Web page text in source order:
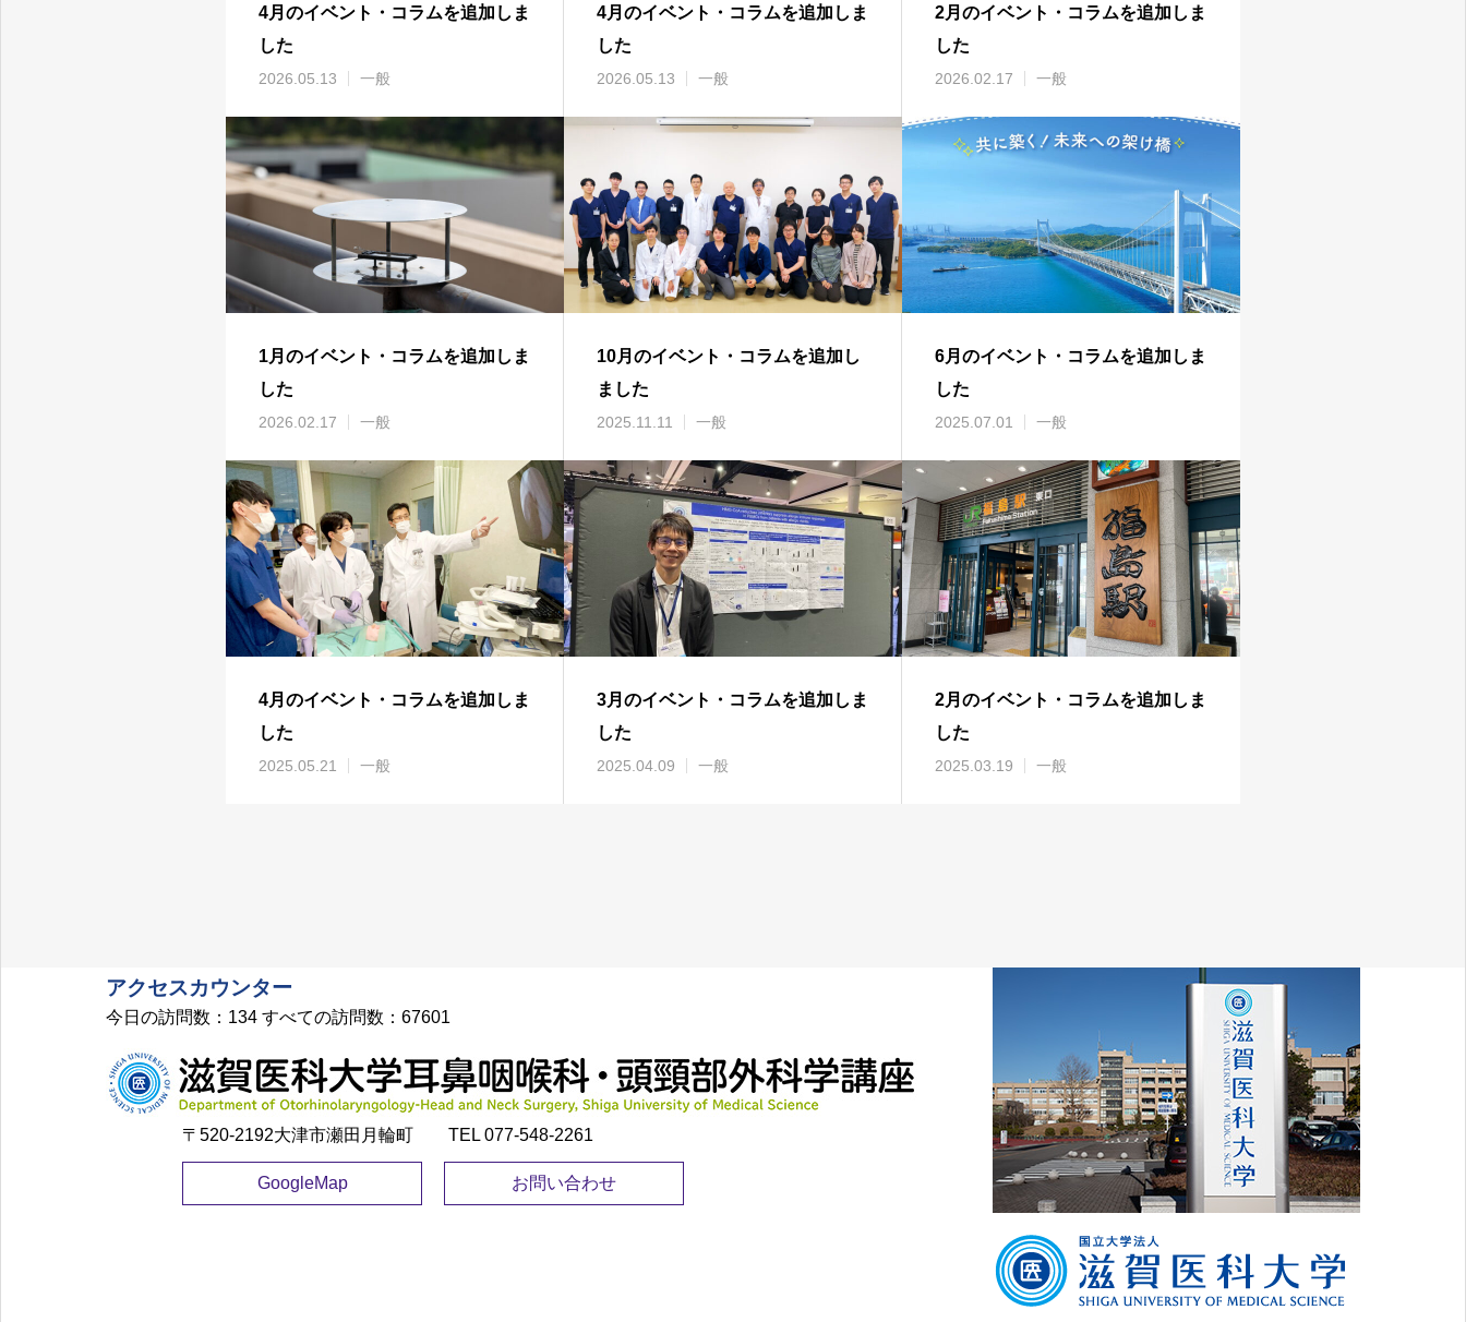
4月のイベント・コラムを追加しま
した
2026.05.13 一般
4月のイベント・コラムを追加しま
した
2026.05.13 一般
2月のイベント・コラムを追加しま
した
2026.02.17 一般
1月のイベント・コラムを追加しま
した
2026.02.17 一般
10月のイベント・コラムを追加し
ました
2025.11.11 一般
6月のイベント・コラムを追加しま
した
2025.07.01 一般
4月のイベント・コラムを追加しま
した
2025.05.21 一般
3月のイベント・コラムを追加しま
した
2025.04.09 一般
2月のイベント・コラムを追加しま
した
2025.03.19 一般
アクセスカウンター
今日の訪問数： 134 すべての訪問数： 67601
〒520-2192大津市瀬田月輪町 TEL ​077-548-2261
GoogleMap お問い合わせ